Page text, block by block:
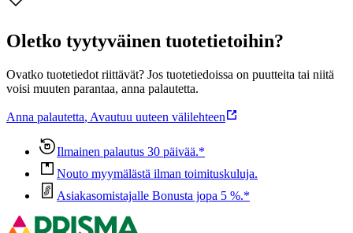
Oletko tyytyväinen tuotetietoihin?
Ovatko tuotetiedot riittävät? Jos tuotetiedoissa on puutteita tai niitä
voisi muuten parantaa, anna palautetta.
Anna palautetta, Avautuu uuteen välilehteen
Ilmainen palautus 30 päivää.*
Nouto myymälästä ilman toimituskuluja.
Asiakasomistajalle Bonusta jopa 5 %.*